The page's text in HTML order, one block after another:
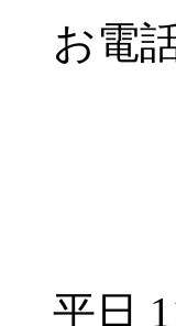
お電
平日